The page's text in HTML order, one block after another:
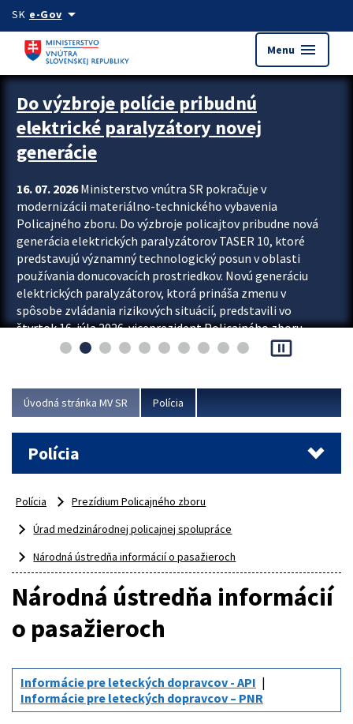
Preskocit na hlavný obsah
SK e-Govarrow_drop_down
Menu menu
Zastavit automatický posun upútavok
Do výzbroje polície pribudnú
elektrické paralyzátory novej
generácie
16. 07. 2026Ministerstvo vnútra SR pokračuje v
modernizácii materiálno-technického vybavenia
Policajného zboru. Do výzbroje policajtov pribudne nová
generácia elektrických paralyzátorov TASER 10, ktoré
predstavujú významný technologický posun v oblasti
používania donucovacích prostriedkov. Novú generáciu
elektrických paralyzátorov, ktorá prináša zmenu v
spôsobe zvládania rizikových situácií, predstavili vo
štvrtok 16. júla 2026 viceprezident Policajného zboru
Rastislav Polakovič a riaditeľ odboru výcviku...
pause_presentation
Úvodná stránka MV SR Polícia
Polícia
Polícia
Prezídium Policajného zboru
Úrad medzinárodnej policajnej spolupráce
Národná ústredňa informácií o pasažieroch
Národná ústredňa informácií
o pasažieroch
Informácie pre leteckých dopravcov - API
Informácie pre leteckých dopravcov – PNR